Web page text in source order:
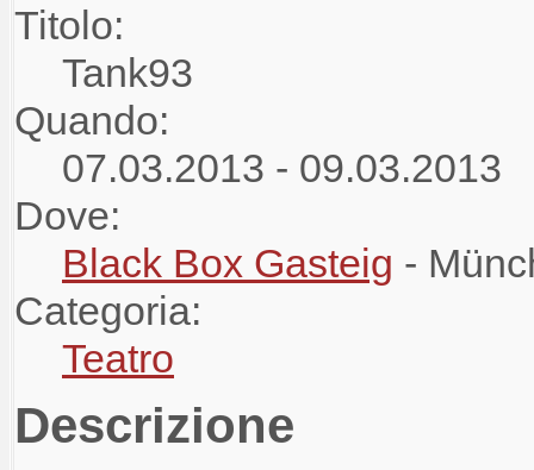
Titolo:
Tank93
Quando:
07.03.2013 - 09.03.2013
Dove:
Black Box Gasteig -
Categoria:
Teatro
Descrizione